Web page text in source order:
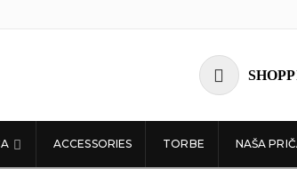
ACCESSORIES TORBE NAŠA